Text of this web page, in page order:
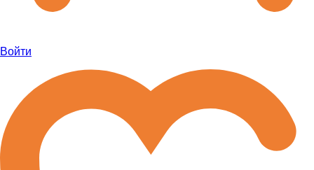
Войти